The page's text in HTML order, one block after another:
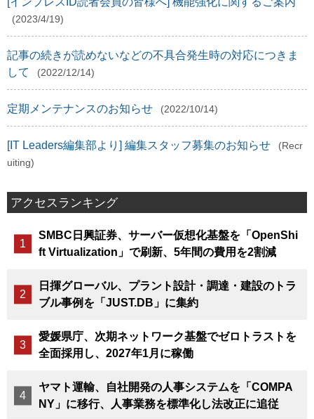
(2023/4/19)
記事の続きが読めないなどの不具合発生時の対応につきま
して
(2022/12/14)
定期メンテナンスのお知らせ (2022/10/14)
[IT Leaders編集部より] 編集スタッフ募集のお知らせ
(Recr
uiting)
アクセスランキング
SMBC日興証券、サーバー仮想化基盤を「OpenShi
ft Virtualization」で刷新、5年間の費用を2割減
日揮グローバル、プラント設計・調達・建設のトラ
ブル事例を「JUST.DB」に集約
愛媛県庁、次期ネットワーク基盤でゼロトラストを
全面採用し、2027年1月に稼働
ヤマト運輸、自社開発の人事システムを「COMPA
NY」に移行、人事業務を標準化し法改正に追従